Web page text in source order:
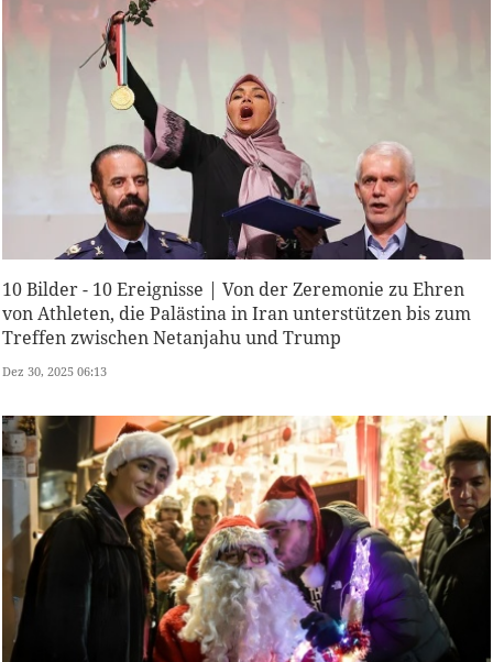
10 Bilder - 10 Ereignisse | Von der Zeremonie zu Ehren
von Athleten, die Palästina in Iran unterstützen bis zum
Treffen zwischen Netanjahu und Trump
Dez 30, 2025 06:13